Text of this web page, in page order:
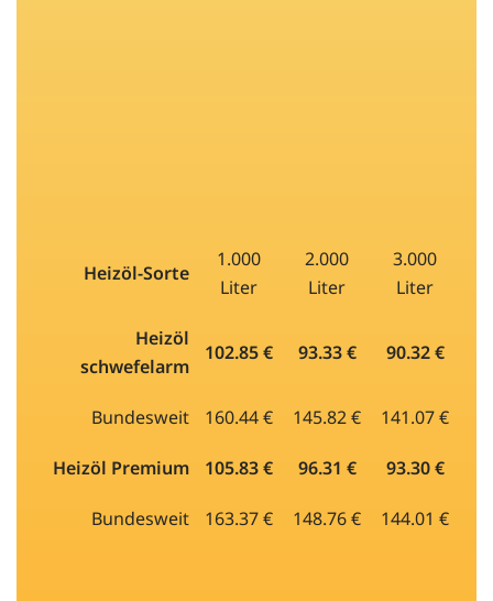
Heizöl-Sorte
1.000
Liter
2.000
Liter
3.000
Liter
Heizöl
schwefelarm
102.85 € 93.33 € 90.32 €
Bundesweit 160.44 € 145.82 € 141.07 €
Heizöl Premium 105.83 € 96.31 € 93.30 €
Bundesweit 163.37 € 148.76 € 144.01 €